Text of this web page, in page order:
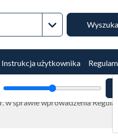
Wyszukiwanie
Instrukcja użytkownika
tekstu
sprawie wprowadzenia